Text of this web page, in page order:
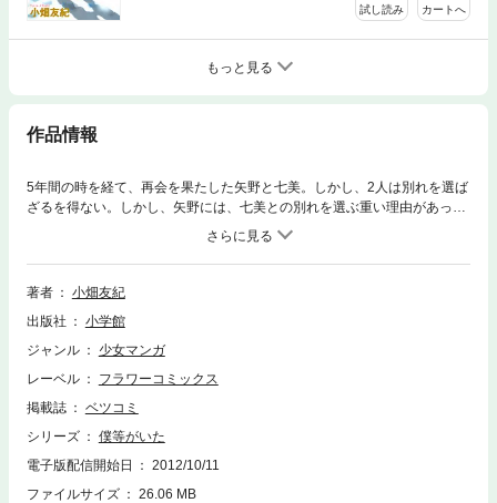
試し読み カートへ
もっと見る
作品情報
5年間の時を経て、再会を果たした矢野と七美。しかし、2人は別れを選ば
ざるを得ない。しかし、矢野には、七美との別れを選ぶ重い理由があっ
た。心の奥で、ずっと矢野を求め続けている七美は、今の矢野をもっと知
りたいと願う。七美と別れた竹内も、矢野と接するうちに、七美を応援す
る気持ちになっていく。まっすぐに矢野にぶつかっていく、高校時代の仲
間と接するうちに、矢野にも変化が。ある日、七美の部屋を矢野が訪れ
著者
小畑友紀
出版社
小学館
ジャンル
少女マンガ
レーベル
フラワーコミックス
掲載誌
ベツコミ
シリーズ
僕等がいた
電子版配信開始日
2012/10/11
ファイルサイズ
26.06 MB